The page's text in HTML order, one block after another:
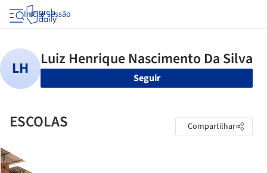
Iniciar sessão
Seguir
ESCOLAS Compartilhar